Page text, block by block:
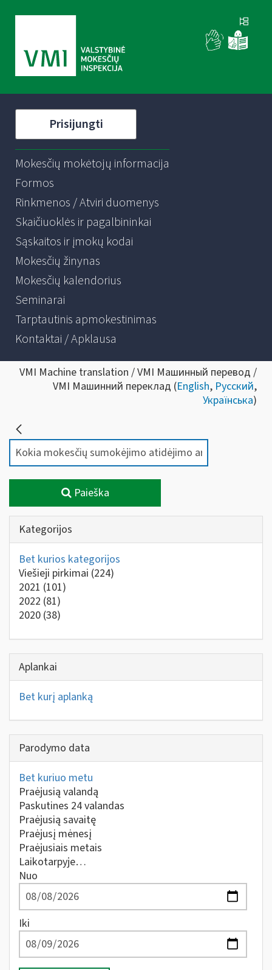
Prisijungti
Mokesčių mokėtojų informacija
Formos
Rinkmenos / Atviri duomenys
Skaičiuoklės ir pagalbininkai
Sąskaitos ir įmokų kodai
Mokesčių žinynas
Mokesčių kalendorius
Seminarai
Tarptautinis apmokestinimas
Kontaktai / Apklausa
VMI Machine translation / VMI Машинный перевод /
VMI Машинний переклад (English, Русский,
Українська)
Paieška
Kategorijos
Bet kurios kategorijos
Viešieji pirkimai (224)
2021 (101)
2022 (81)
2020 (38)
Aplankai
Bet kurį aplanką
Parodymo data
Bet kuriuo metu
Praėjusią valandą
Paskutines 24 valandas
Praėjusią savaitę
Praėjusį mėnesį
Praėjusiais metais
Laikotarpyje…
Nuo
Iki